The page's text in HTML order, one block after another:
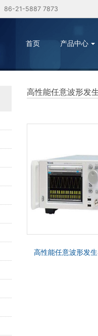
86-21-5887 7873
首页 产品中心
高性能任意波形发
高性能任意波形发